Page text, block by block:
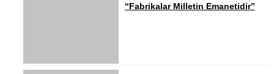
“Fabrikalar Milletin Emanetidir”